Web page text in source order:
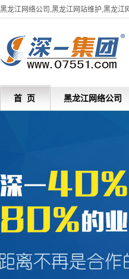
黑龙江网络公司,黑龙江网站维护,黑龙江
首 页 黑龙江网络公司